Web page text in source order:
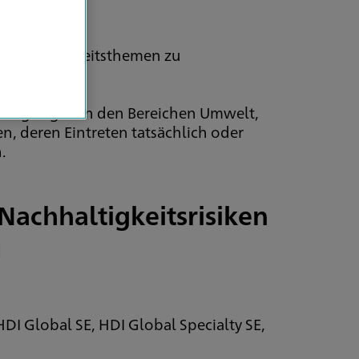
zu
in den Bereichen Umwelt,
deren Eintreten tatsächlich oder
Global SE, HDI Global Specialty SE,